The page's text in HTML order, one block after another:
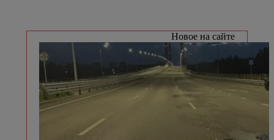
Новое на сайте